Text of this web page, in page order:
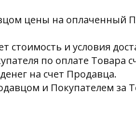
цены на оплаченный
стоимость и условия
по оплате Товара
на счет Продавца.
и Покупателем за